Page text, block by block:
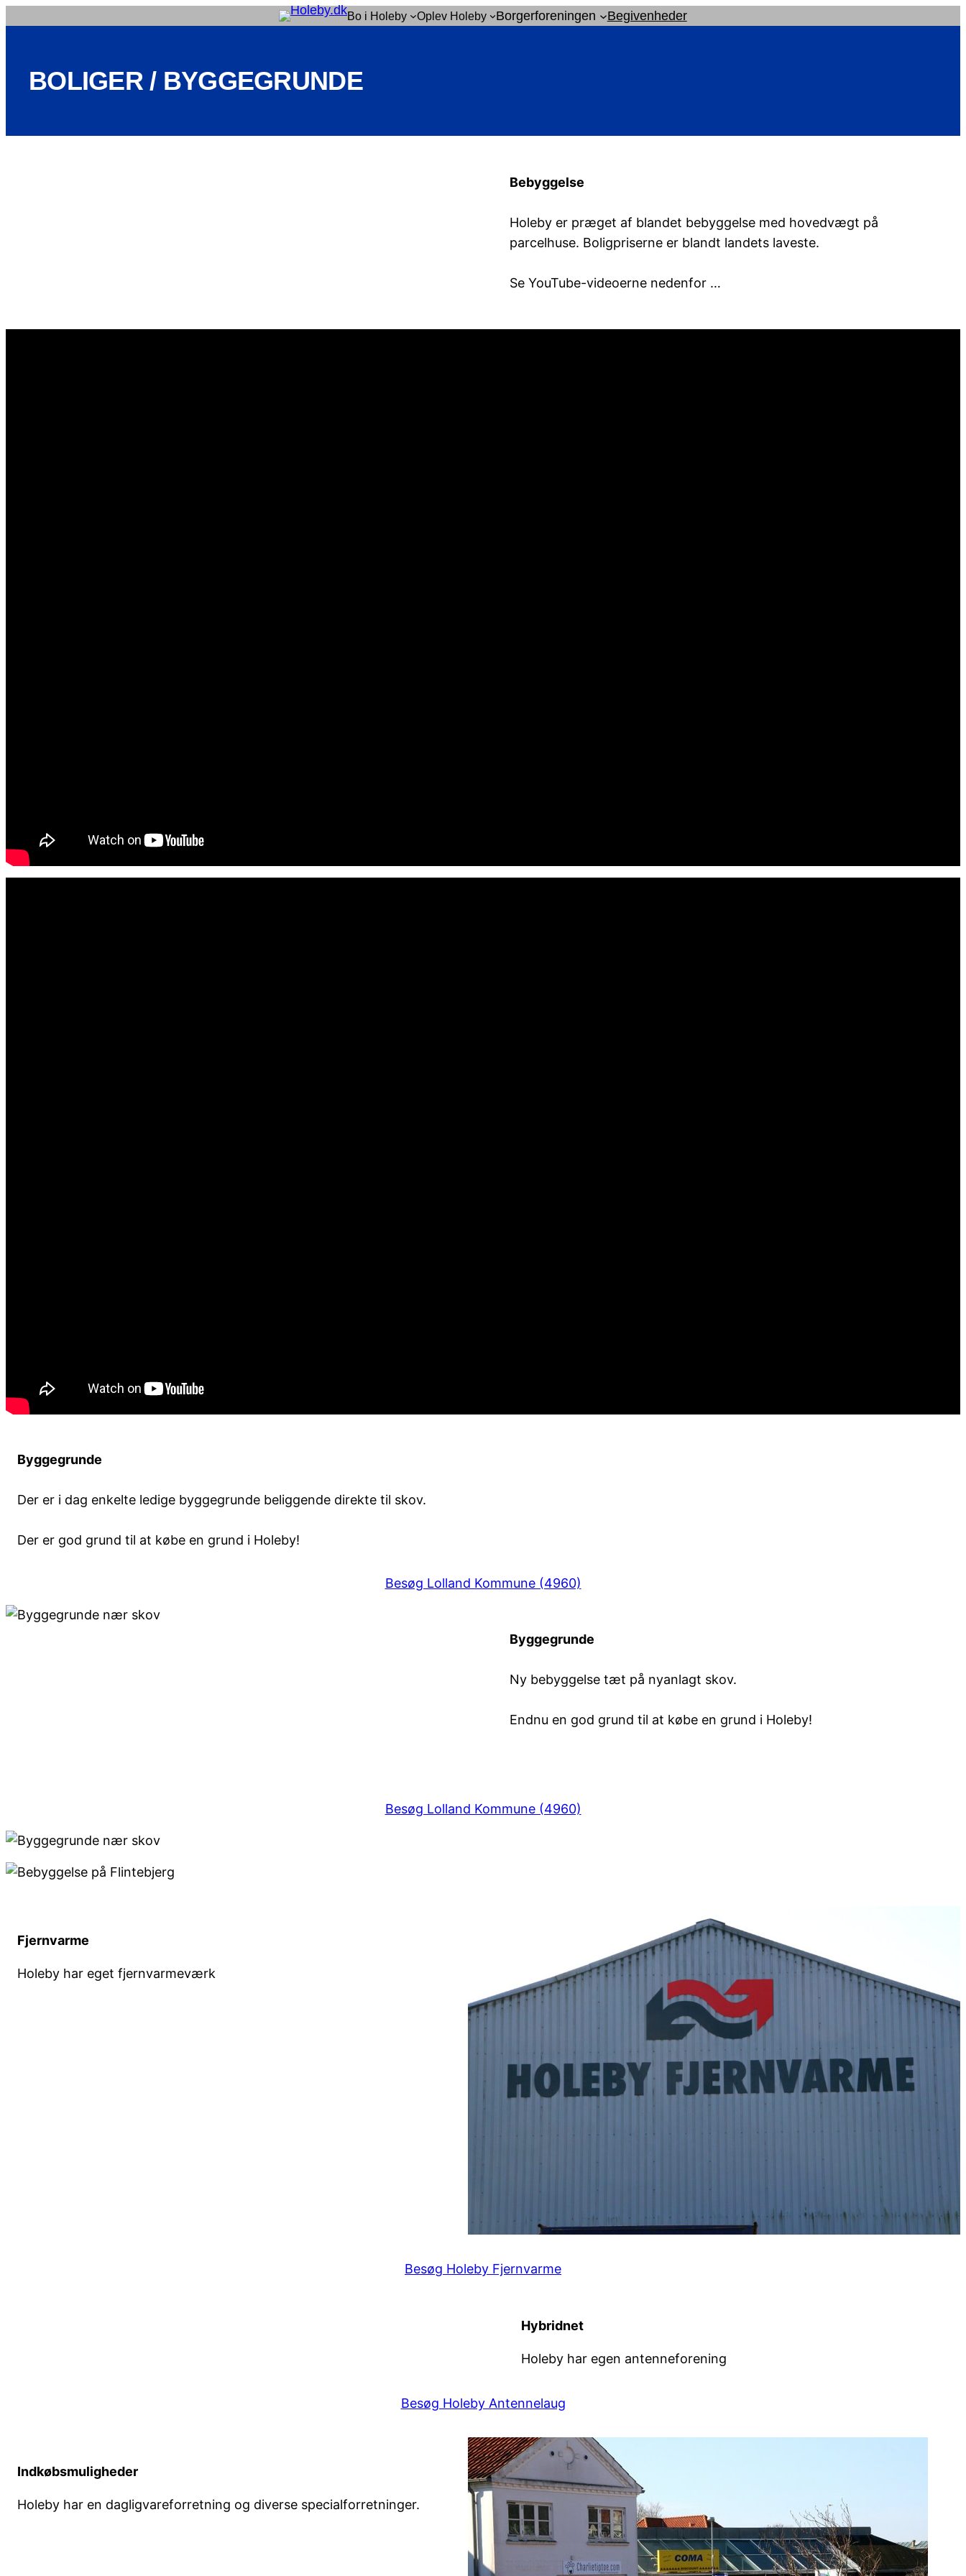
Bo i Holeby Oplev Holeby Borgerforeningen Begivenheder
BOLIGER / BYGGEGRUNDE
Bebyggelse
Holeby er præget af blandet bebyggelse med hovedvægt på
parcelhuse. Boligpriserne er blandt landets laveste.
Se YouTube-videoerne nedenfor …
Byggegrunde
Der er i dag enkelte ledige byggegrunde beliggende direkte til skov.
Der er god grund til at købe en grund i Holeby!
Besøg Lolland Kommune (4960)
Byggegrunde
Ny bebyggelse tæt på nyanlagt skov.
Endnu en god grund til at købe en grund i Holeby!
Besøg Lolland Kommune (4960)
Fjernvarme
Holeby har eget fjernvarmeværk
Besøg Holeby Fjernvarme
Hybridnet
Holeby har egen antenneforening
Besøg Holeby Antennelaug
Indkøbsmuligheder
Holeby har en dagligvareforretning og diverse specialforretninger.